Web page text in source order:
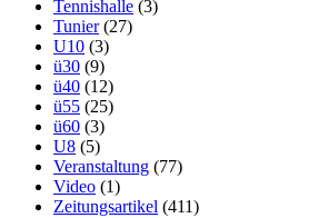
Tennishalle (3)
Tunier(27)
U10 (3)
ü30 (9)
ü40 (12)
ü55 (25)
ü60 (3)
U8 (5)
Veranstaltung (77)
Video (1)
Zeitungsartikel (411)